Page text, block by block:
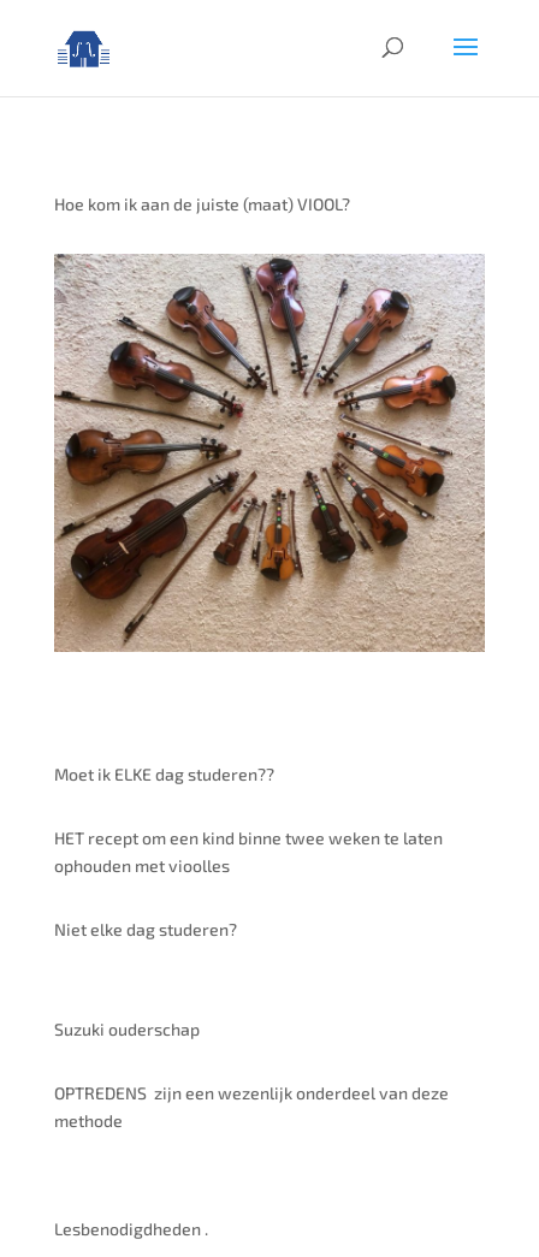
Hoe kom ik aan de juiste (maat) VIOOL?
Moet ik ELKE dag studeren??
HET recept om een kind binne twee weken te laten
ophouden met vioolles
Niet elke dag studeren?
Suzuki ouderschap
OPTREDENS zijn een wezenlijk onderdeel van deze
methode
Lesbenodigdheden .